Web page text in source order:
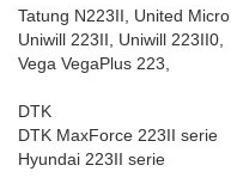
Tatung N223II, United Micro
Uniwill 223II, Uniwill 223II0,
Vega VegaPlus 223,
DTK
DTK MaxForce 223II serie
Hyundai 223II serie